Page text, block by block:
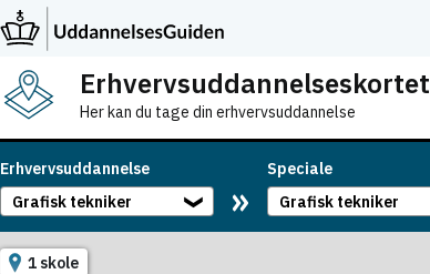
Erhvervsuddannelseskortet
Her kan du tage din erhvervsuddannelse
Erhvervsuddannelse
Grafisk tekniker
❯
Speciale
Grafisk tekniker
1 skole